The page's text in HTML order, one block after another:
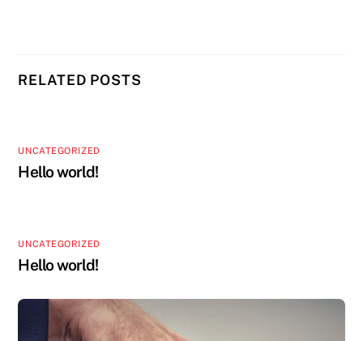
RELATED POSTS
UNCATEGORIZED
Hello world!
UNCATEGORIZED
Hello world!